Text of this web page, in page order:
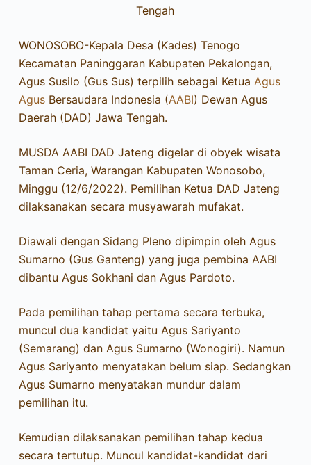
Tengah
WONOSOBO-Kepala Desa (Kades) Tenogo
Kecamatan Paninggaran Kabupaten Pekalongan,
Agus Susilo (Gus Sus) terpilih sebagai Ketua Agus
AgusBersaudara Indonesia (AABI) Dewan Agus
Daerah (DAD) Jawa Tengah.
MUSDA AABI DAD Jateng digelar di obyek wisata
Taman Ceria, Warangan Kabupaten Wonosobo,
Minggu (12/6/2022). Pemilihan Ketua DAD Jateng
dilaksanakan secara musyawarah mufakat.
Diawali dengan Sidang Pleno dipimpin oleh Agus
Sumarno (Gus Ganteng) yang juga pembina AABI
dibantu Agus Sokhani dan Agus Pardoto.
Pada pemilihan tahap pertama secara terbuka,
muncul dua kandidat yaitu Agus Sariyanto
(Semarang) dan Agus Sumarno (Wonogiri). Namun
Agus Sariyanto menyatakan belum siap. Sedangkan
Agus Sumarno menyatakan mundur dalam
pemilihan itu.
Kemudian dilaksanakan pemilihan tahap kedua
secara tertutup. Muncul kandidat-kandidat dari